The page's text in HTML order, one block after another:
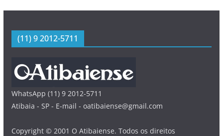
(11) 9 2012-5711
WhatsApp (11) 9 2012-5711
Atibaia - SP - E-mail - oatibaiense@gmail.com
Copyright © 2001 O Atibaiense. Todos os direitos